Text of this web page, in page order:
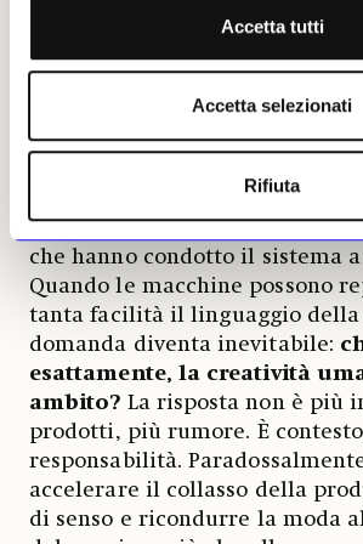
Accetta tutti
Accetta selezionati
Rifiuta
dubito. Potrà offrire efficienza,
persino capacità predittiva, ma
l’esaurimento
peggiore accelererà proprio
(sovrapproduzione,
che hanno condotto il sistema
Quando le macchine possono
tanta facilità il linguaggio della
domanda diventa inevitabile:
esattamente, la creatività
ambito? La risposta non è più
prodotti, più rumore. È
responsabilità.
accelerare il collasso della
di senso e ricondurre la moda